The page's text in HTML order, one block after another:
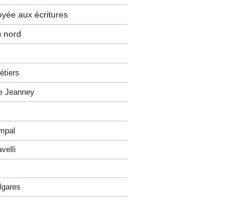
aux écritures
nord
Jeanney